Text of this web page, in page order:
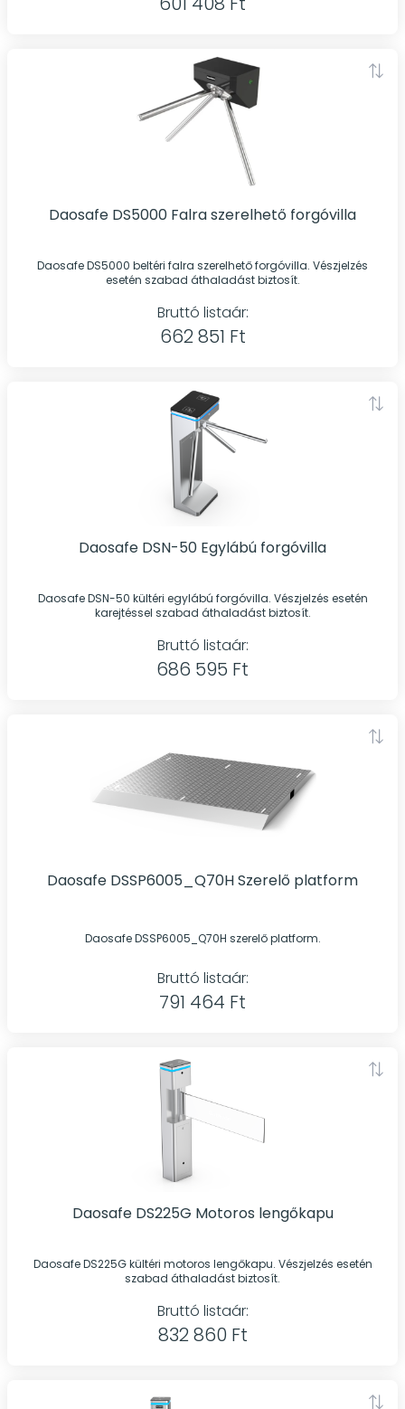
Daosafe DS5000 Falra szerelhető forgóvilla
Daosafe DS5000 beltéri falra szerelhető forgóvilla. Vészjelzés
esetén szabad áthaladást biztosít.
Bruttó listaár:
662 851 Ft
Daosafe DSN-50 Egylábú forgóvilla
Daosafe DSN-50 kültéri egylábú forgóvilla. Vészjelzés esetén
karejtéssel szabad áthaladást biztosít.
Bruttó listaár:
686 595 Ft
Daosafe DSSP6005_Q70H Szerelő platform
Daosafe DSSP6005_Q70H szerelő platform.
Bruttó listaár:
791 464 Ft
Daosafe DS225G Motoros lengőkapu
Daosafe DS225G kültéri motoros lengőkapu. Vészjelzés esetén
szabad áthaladást biztosít.
Bruttó listaár:
832 860 Ft